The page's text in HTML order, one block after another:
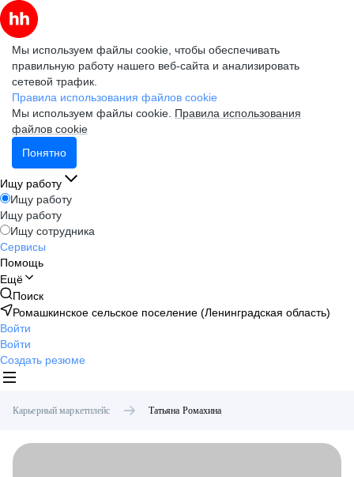
Мы используем файлы cookie, чтобы обеспечивать
правильную работу нашего веб-сайта и анализировать
сетевой трафик.
Правила использования файлов cookie
Мы используем файлы cookie. Правила использования
файлов cookie
Понятно
Ищу работу
Ищу работу
Ищу работу
Ищу сотрудника
Сервисы
Помощь
Ещё
Поиск
Ромашкинское сельское поселение (Ленинградская область)
Войти
Войти
Создать резюме
Карьерный маркетплейс Татьяна Ромахина